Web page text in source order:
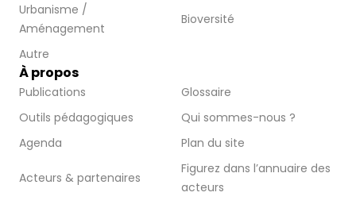
Urbanisme /
Aménagement
Bioversité
Autre
À propos
Publications
Glossaire
Outils pédagogiques
Qui sommes-nous ?
Agenda
Plan du site
Acteurs & partenaires
Figurez dans l’annuaire des
acteurs